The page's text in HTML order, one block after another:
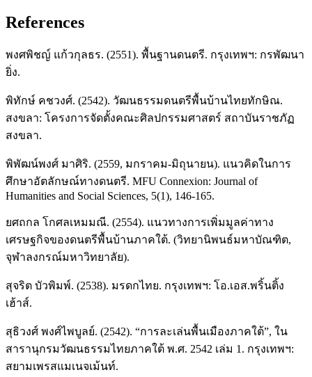
References
พงศพิชญ์ แก้วกุลธร. (2551). พื้นฐานดนตรี. กรุงเทพฯ: กรพัฒนา
ยิ่ง.
พิทักษ์ คชวงศ์. (2542). วัฒนธรรมดนตรีพื้นบ้านไทยทักษิณ.
สงขลา: โครงการจัดตั้งคณะศิลปกรรมศาสตร์ สถาบันราชภัฏ
สงขลา.
พิพัฒน์พงศ์ มาศิริ. (2559, มกราคม-มิถุนายน). แนวคิดในการ
ศึกษาอัตลักษณ์ทางดนตรี. MFU Connexion: Journal of
Humanities and Social Sciences, 5(1), 146-165.
ยศถกล โกศลเหมมณี. (2554). แนวทางการเพิ่มมูลค่าทาง
เศรษฐกิจของดนตรีพื้นบ้านภาคใต้. (วิทยานิพนธ์มหาบัณฑิต,
จุฬาลงกรณ์มหาวิทยาลัย).
สุจริต บัวพิมพ์. (2538). มรดกไทย. กรุงเทพฯ: โอ.เอส.พริ้นติ้ง
เฮ้าส์.
สุธิวงศ์ พงศ์ไพบูลย์. (2542). “การละเล่นพื้นเมืองภาคใต้”, ใน
สารานุกรมวัฒนธรรมไทยภาคใต้ พ.ศ. 2542 เล่ม 1. กรุงเทพฯ:
สยามเพรสแมเนจเม้นท์.